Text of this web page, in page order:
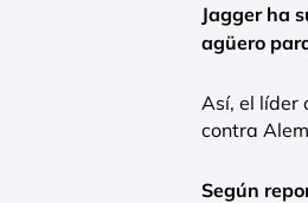
Jagger ha
agüero
Así, el líder
contra
Según